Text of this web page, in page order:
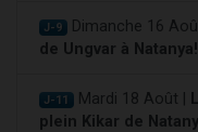
J-9 Dimanche 16
de Ungvar à Natanya!
J-11 Mardi 18 Août |
plein Kikar de